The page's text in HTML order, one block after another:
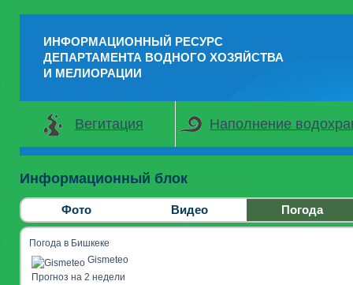
ИНФОРМАЦИОННЫЙ РЕСУРС
ДЕПАРТАМЕНТА ВОДНОГО ХОЗЯЙСТВА
И МЕЛИОРАЦИИ
Вегитация Наполнение
Информационный блок
Фото Видео Погода
Погода в Бишкеке
Gismeteo
Прогноз на 2 недели